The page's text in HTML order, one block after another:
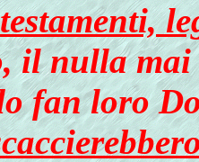
testamenti,
il nulla
fan loro